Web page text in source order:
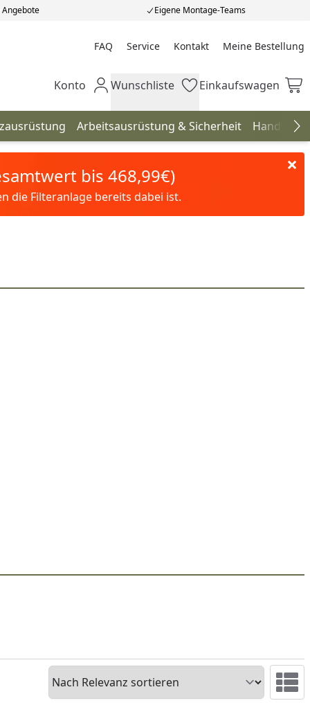
Eigene Montage-Teams
FAQ Service Kontakt Meine Bestellung
Meine Bestellung
Mein Konto
Konto Wunschliste
Wunschliste Einkaufswagen
Einkaufswagen
Arbeitsausrüstung & Sicherheit
bis 468,99€)
die Filteranlage bereits dabei ist.
Sortieren